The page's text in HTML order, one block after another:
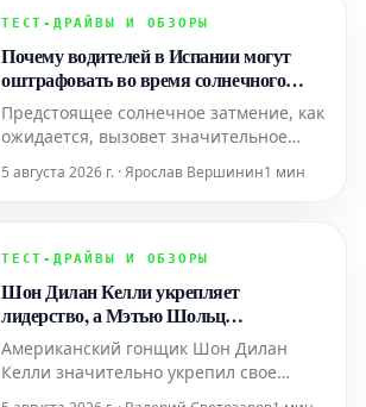
Это означает, что за первые семь
уже 188 225 единиц, что на 21,2%
больше
ТЕСТ-ДРАЙВЫ И ОБЗОРЫ
Почему водителей в Испании могут
оштрафовать во время солнечного
затмения
Предстоящее солнечное затмение, как
ожидается, вызовет значительное
также потребует введения ряда
объявленных Главным управлением
ограничений, водителям следует
уделить в
5 августа 2026 г. · Ярослав Вершинин1 мин
ТЕСТ-ДРАЙВЫ И ОБЗОРЫ
Шон Дилан Келли укрепляет
лидерство, а Мэтью Шольц
возрождается в MotoAmerica
Американский гонщик Шон Дилан
Келли значительно укрепил свое
лидерство в чемпионате MotoAmerica